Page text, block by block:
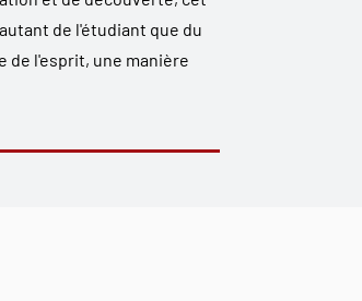
de l'étudiant que du
de l'esprit, une manière